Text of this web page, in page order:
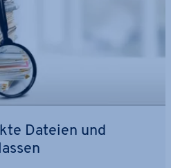
Dateien und